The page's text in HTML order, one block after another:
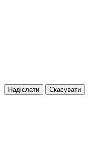
Надіслати Скасувати